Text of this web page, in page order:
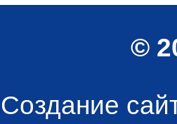
©
Создание